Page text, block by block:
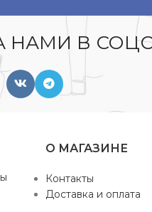
НАМИ В
О МАГАЗИНЕ
Контакты
Доставка и оплата